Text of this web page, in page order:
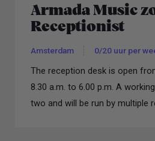
Armada Music
Receptionist
Amsterdam 0/20 uur per
The reception desk is open
8.30 a.m. to 6.00 p.m. A
two and will be run by multiple